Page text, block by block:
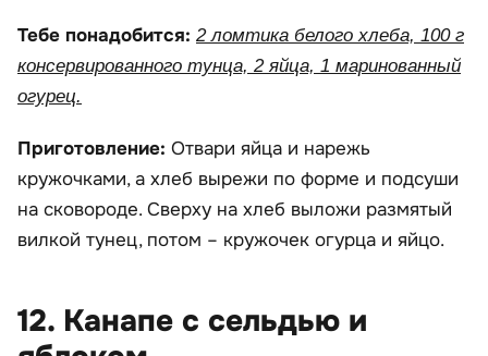
Тебе понадобится: 2 ломтика белого хлеба, 100 г
консервированного тунца, 2 яйца, 1 маринованный
огурец.
Приготовление: Отвари яйца и нарежь
кружочками, а хлеб вырежи по форме и подсуши
на сковороде. Сверху на хлеб выложи размятый
вилкой тунец, потом – кружочек огурца и яйцо.
12. Канапе с сельдью и